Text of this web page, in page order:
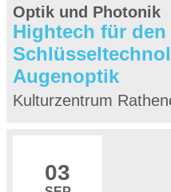
Optik und Photonik
Hightech für
Augenoptik
Kulturzentrum
03